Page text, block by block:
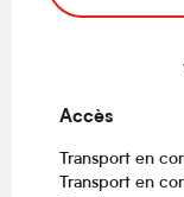
Accès
Accès
Transport en
Transport en